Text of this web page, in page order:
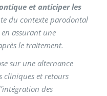
et anticiper les
du contexte parodontal
assurant une
le traitement.
sur une alternance
cliniques et retours
des